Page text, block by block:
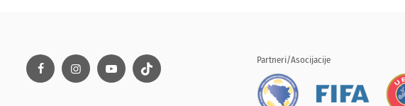
Partneri/Asocijacije